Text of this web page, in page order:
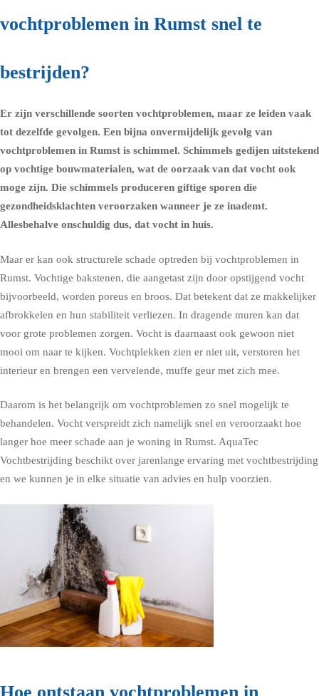
vochtproblemen in Rumst snel te
bestrijden?
Er zijn verschillende soorten vochtproblemen, maar ze leiden vaak
tot dezelfde gevolgen. Een bijna onvermijdelijk gevolg van
vochtproblemen in Rumst is schimmel. Schimmels gedijen uitstekend
op vochtige bouwmaterialen, wat de oorzaak van dat vocht ook
moge zijn. Die schimmels produceren giftige sporen die
gezondheidsklachten veroorzaken wanneer je ze inademt.
Allesbehalve onschuldig dus, dat vocht in huis.
Maar er kan ook structurele schade optreden bij vochtproblemen in
Rumst. Vochtige bakstenen, die aangetast zijn door opstijgend vocht
bijvoorbeeld, worden poreus en broos. Dat betekent dat ze makkelijker
afbrokkelen en hun stabiliteit verliezen. In dragende muren kan dat
voor grote problemen zorgen. Vocht is daarnaast ook gewoon niet
mooi om naar te kijken. Vochtplekken zien er niet uit, verstoren het
interieur en brengen een vervelende, muffe geur met zich mee.
Daarom is het belangrijk om vochtproblemen zo snel mogelijk te
behandelen. Vocht verspreidt zich namelijk snel en veroorzaakt hoe
langer hoe meer schade aan je woning in Rumst. AquaTec
Vochtbestrijding beschikt over jarenlange ervaring met vochtbestrijding
en we kunnen je in elke situatie van advies en hulp voorzien.